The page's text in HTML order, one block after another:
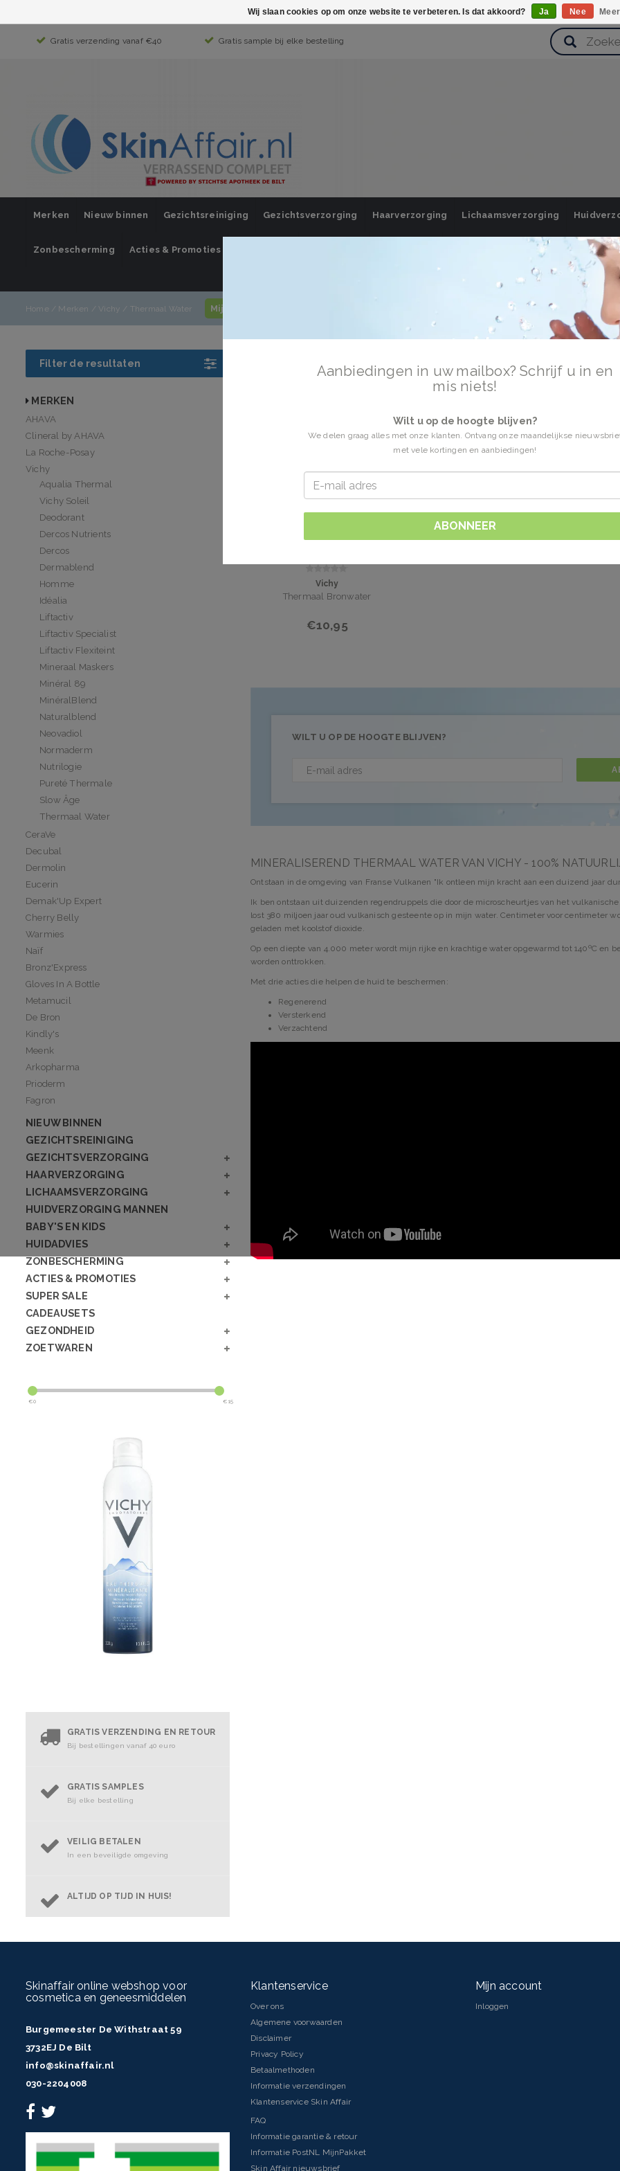
Gratis verzending vanaf €40 Gratis sample bij elke bestelling
Merken Nieuw binnen Gezichtsreiniging Gezichtsverzorging Haarverzorging Lichaamsverzorging
Zonbescherming Acties & Promoties
Home/ Merken / Vichy / Thermaal Water Mijn account / inloggen
Filter de resultaten
MERKEN
AHAVA
Clineral by AHAVA
La Roche-Posay
Vichy
Aqualia Thermal
Vichy Soleil
Deodorant
Dercos Nutrients
Dercos
Dermablend
Homme
Idéalia
Liftactiv
Liftactiv Specialist
Liftactiv Flexiteint
Mineraal Maskers
Minéral 89
MinéralBlend
Naturalblend
Neovadiol
Normaderm
Nutrilogie
Pureté Thermale
Slow Âge
Thermaal Water
CeraVe
Decubal
Dermolin
Eucerin
Demak'Up Expert
Cherry Belly
Warmies
Naïf
Bronz'Express
Gloves In A Bottle
Metamucil
De Bron
Kindly's
Meenk
Arkopharma
Prioderm
Fagron
NIEUW BINNEN
GEZICHTSREINIGING
GEZICHTSVERZORGING
HAARVERZORGING
LICHAAMSVERZORGING
HUIDVERZORGING MANNEN
BABY'S EN KIDS
HUIDADVIES
ZONBESCHERMING
ACTIES & PROMOTIES
SUPER SALE
CADEAUSETS
GEZONDHEID
ZOETWAREN
€0 € 15
GRATIS VERZENDING EN RETOUR
Bij bestellingen vanaf 40 euro
GRATIS SAMPLES
Bij elke bestelling
VEILIG BETALEN
In een beveiligde omgeving
ALTIJD OP TIJD IN HUIS!
Vichy Thermaal Water online bestellen. Thermaal Water voor de gevoelige huid. Vandaag
Vichy
Thermaal Bronwater
€10,95
WILT U OP DE HOOGTE BLIJVEN?
MINERALISEREND THERMAAL WATER VAN VICHY - 100%
Ontstaan in de omgeving van Franse Vulkanen "Ik ontleen mijn kracht aan een duizend jaar
Ik ben ontstaan uit duizenden regendruppels die door de microscheurtjes van het
lost 380 miljoen jaar oud vulkanisch gesteente op in mijn water. Centimeter voor centimeter
geladen met koolstof dioxide.
Op een diepte van 4.000 meter wordt mijn rijke en krachtige water opgewarmd tot 140ºC en
worden onttrokken.
Met drie acties die helpen de huid te beschermen:
Regenerend
Versterkend
Verzachtend
Skinaffair online webshop voor
cosmetica en geneesmiddelen
Burgemeester De Withstraat 59
3732EJ De Bilt
info@skinaffair.nl
030-2204008
Klantenservice
Over ons
Algemene voorwaarden
Disclaimer
Privacy Policy
Betaalmethoden
Informatie verzendingen
Klantenservice Skin Affair
FAQ
Informatie garantie & retour
Informatie PostNL MijnPakket
Skin Affair nieuwsbrief
Mijn account
Inloggen
Aanbiedingen in uw mailbox? Schrijf u in en
mis niets!
Wilt u op de hoogte blijven?
We delen graag alles met onze klanten. Ontvang onze maandelijkse
met vele kortingen en aanbiedingen!
ABONNEER
Wij slaan cookies op om onze website te verbeteren. Is dat akkoord? Ja Nee